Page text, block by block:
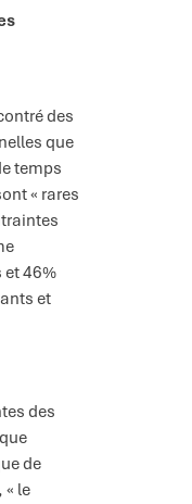
des
que
temps
« rares
et 46%
et
des
de
le